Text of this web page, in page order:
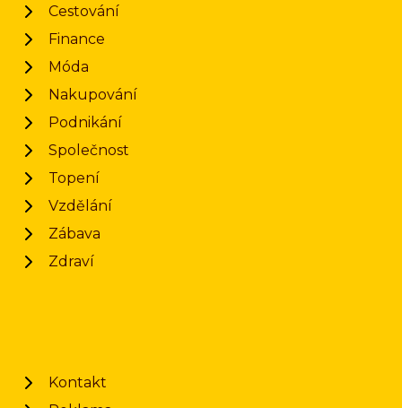
Cestování
Finance
Móda
Nakupování
Podnikání
Společnost
Topení
Vzdělání
Zábava
Zdraví
Kontakt